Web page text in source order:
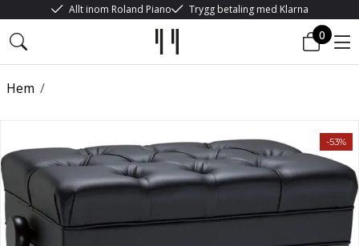
Allt inom Roland Piano Trygg betaling med Klarna
0
/
Hem
-53%